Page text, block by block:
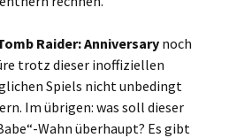
Raider: Anniversary noch
trotz dieser inoffiziellen
Spiels nicht unbedingt
Im übrigen: was soll dieser
Wahn überhaupt? Es gibt